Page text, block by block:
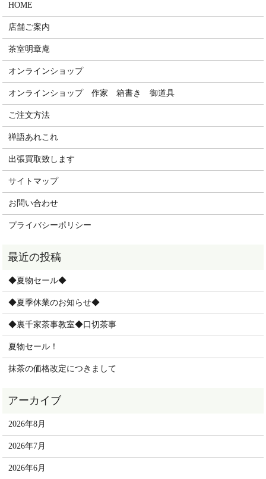
HOME
店舗ご案内
茶室明章庵
オンラインショップ
オンラインショップ 作家 箱書き 御道具
ご注文方法
禅語あれこれ
出張買取致します
サイトマップ
お問い合わせ
プライバシーポリシー
◆夏物セール◆
◆夏季休業のお知らせ◆
◆裏千家茶事教室◆口切茶事
夏物セール！
抹茶の価格改定につきまして
2026年8月
2026年7月
2026年6月